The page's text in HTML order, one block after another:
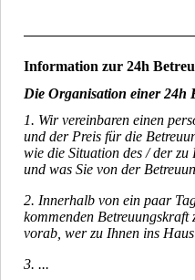
Information zur 24h
Die Organisation einer 24h
1. Wir vereinbaren einen
und der Preis für die
wie die Situation des / der
und was Sie von der
2. Innerhalb von ein paar
kommenden Betreuungskraft
vorab, wer zu Ihnen ins
3. ...